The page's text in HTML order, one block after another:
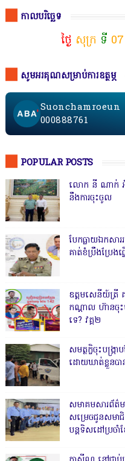
កាលបរិច្ឆេទ
ថ្ងៃ សុក្រ ទី 07
សូមអរគុណសម្រាប់ការឧត្ថម្ភ
Suonchamroeun
000888761
POPULAR POSTS
លោក នី ណាក់ អំពា
នឹងការចុះចូល
បែកធ្លាយឯកសា
គាត់ខំប្រឹងប្រែងធ្
ឧត្តមសេនីយ៍ត្រី
កណ្តាល ហ៊ានចុះ
ទេ? វគ្គ២
សមត្ថកិ្ចចុះបង្ក្
ដោយឃាត់ខ្លួនប
សមាគមសារព័ត៌
សម្រេចជូនសមា
បន្តទិសដៅប្រចាំ